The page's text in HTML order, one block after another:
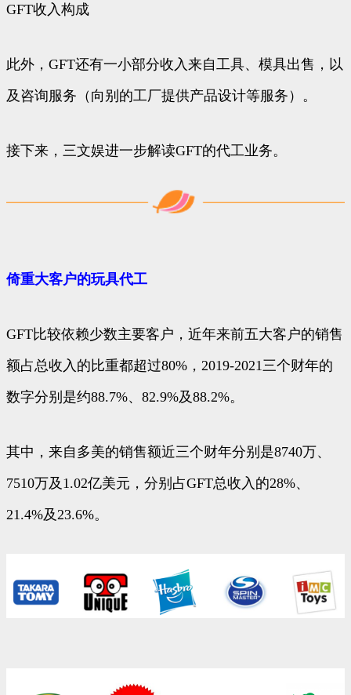
GFT收入构成
此外，GFT还有一小部分收入来自工具、模具出售，以
及咨询服务（向别的工厂提供产品设计等服务）。
接下来，三文娱进一步解读GFT的代工业务。
倚重大客户的玩具代工
GFT比较依赖少数主要客户，近年来前五大客户的销售
额占总收入的比重都超过80%，2019-2021三个财年的
数字分别是约88.7%、82.9%及88.2%。
其中，来自多美的销售额近三个财年分别是8740万、
7510万及1.02亿美元，分别占GFT总收入的28%、
21.4%及23.6%。